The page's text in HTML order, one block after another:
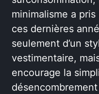
minimalisme a pris
ces dernières
seulement d’un
vestimentaire,
encourage la